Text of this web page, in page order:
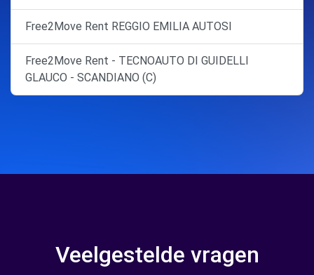
Free2Move Rent REGGIO EMILIA AUTOSI
Free2Move Rent - TECNOAUTO DI GUIDELLI
GLAUCO - SCANDIANO (C)
Veelgestelde vragen